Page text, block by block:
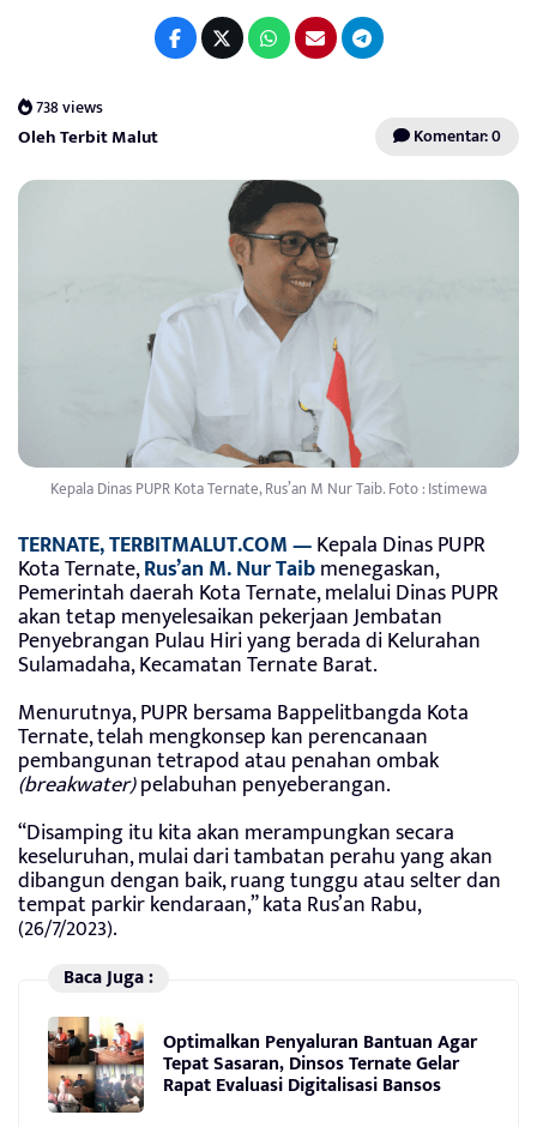
738 views
Oleh Terbit Malut Komentar: 0
Kepala Dinas PUPR Kota Ternate, Rus’an M Nur Taib. Foto : Istimewa
TERNATE, TERBITMALUT.COM —Kepala Dinas PUPR
Kota Ternate,Rus’an M. Nur Taibmenegaskan,
Pemerintah daerah Kota Ternate, melalui Dinas PUPR
akan tetap menyelesaikan pekerjaan Jembatan
Penyebrangan Pulau Hiri yang berada di Kelurahan
Sulamadaha, Kecamatan Ternate Barat.
Menurutnya, PUPR bersama Bappelitbangda Kota
Ternate, telah mengkonsep kan perencanaan
pembangunan tetrapod atau penahan ombak
(breakwater)pelabuhan penyeberangan.
“Disamping itu kita akan merampungkan secara
keseluruhan, mulai dari tambatan perahu yang akan
dibangun dengan baik, ruang tunggu atau selter dan
tempat parkir kendaraan,” kata Rus’an Rabu,
(26/7/2023).
Baca Juga :
Optimalkan Penyaluran Bantuan Agar
Tepat Sasaran, Dinsos Ternate Gelar
Rapat Evaluasi Digitalisasi Bansos